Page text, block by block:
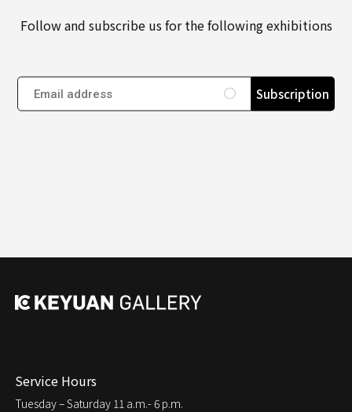
Follow and subscribe us for the following exhibitions
Subscription
Service Hours
Tuesday – Saturday 11 a.m.- 6 p.m.